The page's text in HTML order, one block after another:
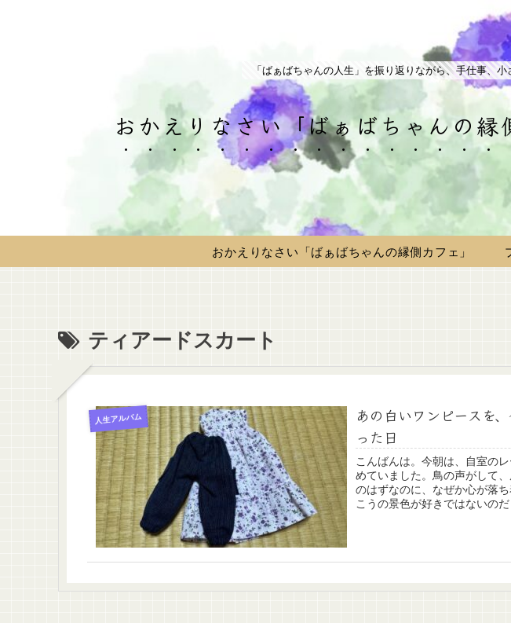
「ばぁばちゃんの人生」を振り返りながら、手仕事、
おかえりなさい「ばぁばちゃんの
おかえりなさい「ばぁばちゃんの縁側カフェ」
ティアードスカート
人生アルバム
あの白いワンピースを
った日
こんばんは。今朝は、自室の
めていました。鳥の声がして
のはずなのに、なぜか心が落
こうの景色が好きではないの